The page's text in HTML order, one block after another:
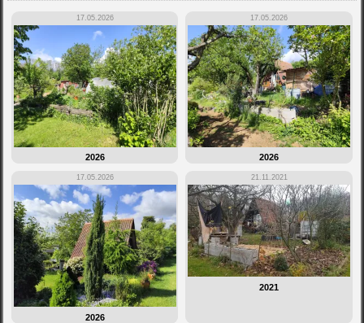
17.05.2026
2026
17.05.2026
2026
17.05.2026
2026
21.11.2021
2021